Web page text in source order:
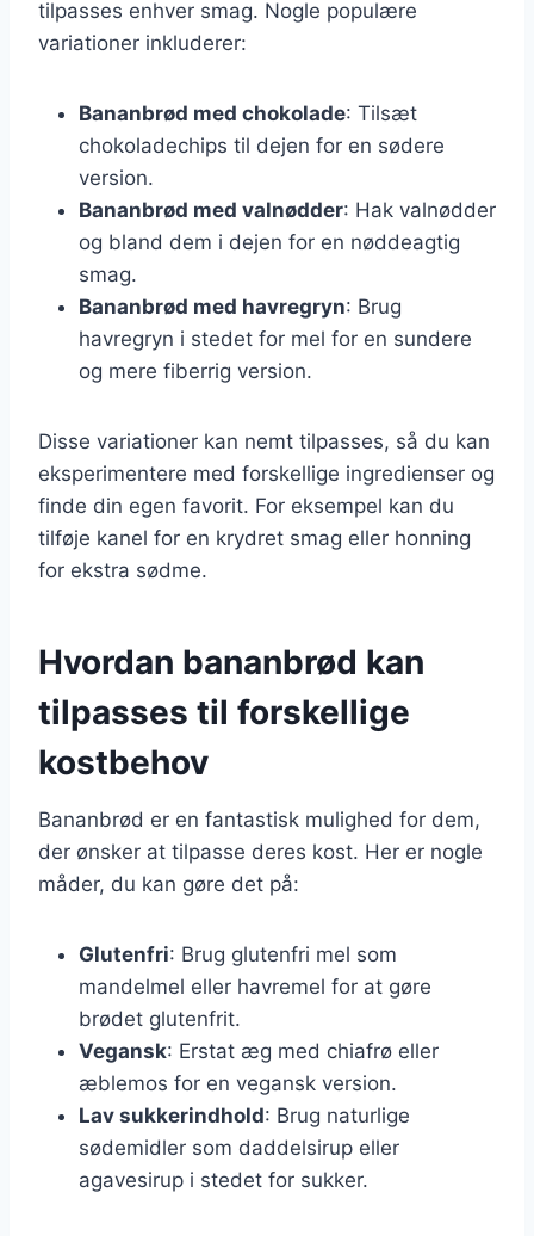
tilpasses enhver smag. Nogle populære
variationer inkluderer:
Bananbrød med chokolade: Tilsæt
chokoladechips til dejen for en sødere
version.
Bananbrød med valnødder: Hak valnødder
og bland dem i dejen for en nøddeagtig
smag.
Bananbrød med havregryn: Brug
havregryn i stedet for mel for en sundere
og mere fiberrig version.
Disse variationer kan nemt tilpasses, så du kan
eksperimentere med forskellige ingredienser og
finde din egen favorit. For eksempel kan du
tilføje kanel for en krydret smag eller honning
for ekstra sødme.
Hvordan bananbrød kan
tilpasses til forskellige
kostbehov
Bananbrød er en fantastisk mulighed for dem,
der ønsker at tilpasse deres kost. Her er nogle
måder, du kan gøre det på:
Glutenfri: Brug glutenfri mel som
mandelmel eller havremel for at gøre
brødet glutenfrit.
Vegansk: Erstat æg med chiafrø eller
æblemos for en vegansk version.
Lav sukkerindhold: Brug naturlige
sødemidler som daddelsirup eller
agavesirup i stedet for sukker.